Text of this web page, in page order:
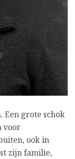
Een grote schok
voor
ook in
zijn familie,